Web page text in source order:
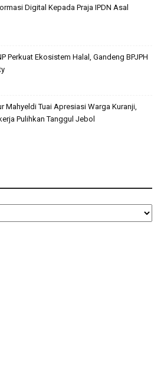
Digital Kepada Praja IPDN Asal
Perkuat Ekosistem Halal, Gandeng BPJPH
Mahyeldi Tuai Apresiasi Warga Kuranji,
Pulihkan Tanggul Jebol